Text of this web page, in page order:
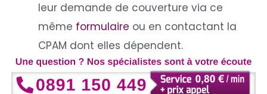
leur demande de couverture via ce
même formulaire ou en contactant la
CPAM dont elles dépendent.